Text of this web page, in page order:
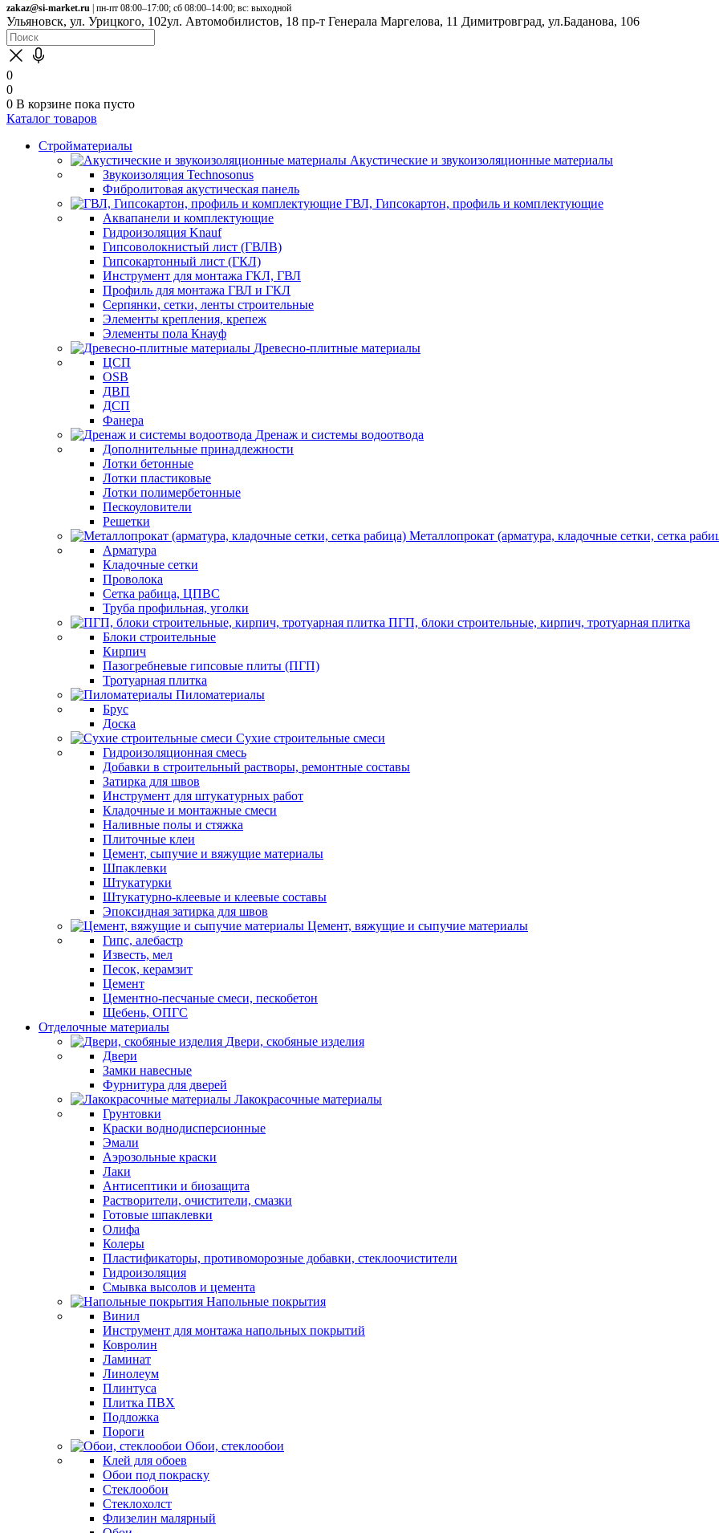
zakaz@si-market.ru | пн-пт 08:00–17:00; сб 08:00–14:00; вс: выходной
Ульяновск, ул. Урицкого, 102ул. Автомобилистов, 18 пр-т Генерала Маргелова, 11 Димитровград, ул.Баданова, 106
0
0
0 В корзине пока пусто
Каталог товаров
Стройматериалы
Акустические и звукоизоляционные материалы
Звукоизоляция Technosonus
Фибролитовая акустическая панель
ГВЛ, Гипсокартон, профиль и комплектующие
Аквапанели и комплектующие
Гидроизоляция Knauf
Гипсоволокнистый лист (ГВЛВ)
Гипсокартонный лист (ГКЛ)
Инструмент для монтажа ГКЛ, ГВЛ
Профиль для монтажа ГВЛ и ГКЛ
Серпянки, сетки, ленты строительные
Элементы крепления, крепеж
Элементы пола Кнауф
Древесно-плитные материалы
ЦСП
OSB
ДВП
ДСП
Фанера
Дренаж и системы водоотвода
Дополнительные принадлежности
Лотки бетонные
Лотки пластиковые
Лотки полимербетонные
Пескоуловители
Решетки
Металлопрокат (арматура, кладочные сетки, сетка
Арматура
Кладочные сетки
Проволока
Сетка рабица, ЦПВС
Труба профильная, уголки
ПГП, блоки строительные, кирпич, тротуарная плитка
Блоки строительные
Кирпич
Пазогребневые гипсовые плиты (ПГП)
Тротуарная плитка
Пиломатериалы
Брус
Доска
Сухие строительные смеси
Гидроизоляционная смесь
Добавки в строительный растворы, ремонтные составы
Затирка для швов
Инструмент для штукатурных работ
Кладочные и монтажные смеси
Наливные полы и стяжка
Плиточные клеи
Цемент, сыпучие и вяжущие материалы
Шпаклевки
Штукатурки
Штукатурно-клеевые и клеевые составы
Эпоксидная затирка для швов
Цемент, вяжущие и сыпучие материалы
Гипс, алебастр
Известь, мел
Песок, керамзит
Цемент
Цементно-песчаные смеси, пескобетон
Щебень, ОПГС
Отделочные материалы
Двери, скобяные изделия
Двери
Замки навесные
Фурнитура для дверей
Лакокрасочные материалы
Грунтовки
Краски воднодисперсионные
Эмали
Аэрозольные краски
Лаки
Антисептики и биозащита
Растворители, очистители, смазки
Готовые шпаклевки
Олифа
Колеры
Пластификаторы, противоморозные добавки, стеклоочистители
Гидроизоляция
Смывка высолов и цемента
Напольные покрытия
Винил
Инструмент для монтажа напольных покрытий
Ковролин
Ламинат
Линолеум
Плинтуса
Плитка ПВХ
Подложка
Пороги
Обои, стеклообои
Клей для обоев
Обои под покраску
Стеклообои
Стеклохолст
Флизелин малярный